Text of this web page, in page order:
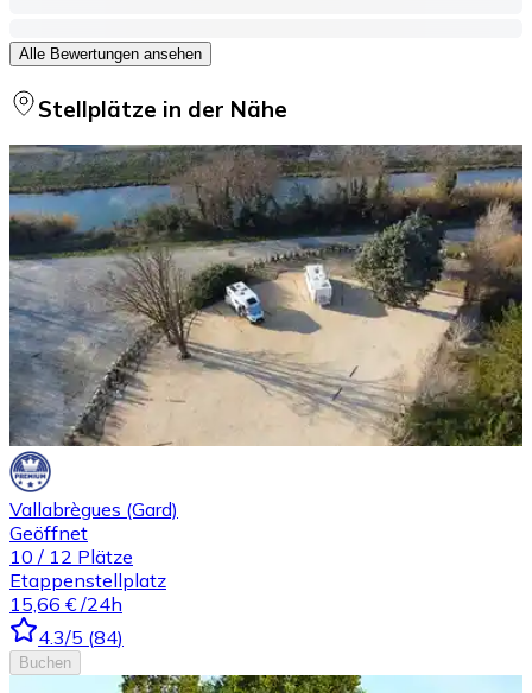
Alle Bewertungen ansehen
Stellplätze in der Nähe
Vallabrègues (Gard)
Geöffnet
10 / 12 Plätze
Etappenstellplatz
15,66 € /24h
4.3/5 (84)
Buchen